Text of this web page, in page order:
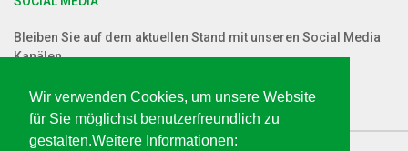
Wir verwenden Cookies, um unsere Website
für Sie möglichst benutzerfreundlich zu
gestalten.Weitere Informationen:
Bleiben Sie auf dem aktuellen Stand mit unseren Social Media
Kanälen